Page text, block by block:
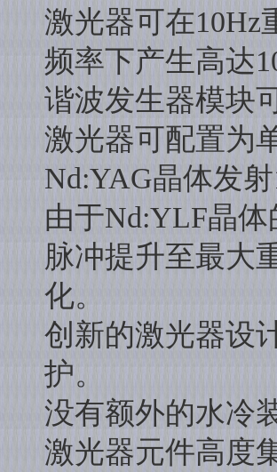
激光器可在10Hz
频率下产生高达
谐波发生器模块
激光器可配置为
Nd:YAG晶体发
由于Nd:YLF晶
脉冲提升至最大
化。
创新的激光器设
护。
没有额外的水冷
激光器元件高度